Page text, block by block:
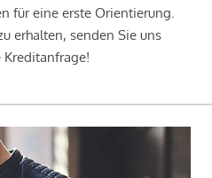
für eine erste Orientierung.
erhalten, senden Sie uns